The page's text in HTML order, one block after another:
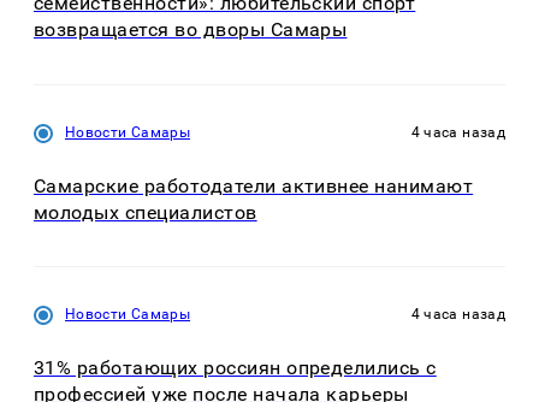
возвращается во дворы Самары
Новости Самары 4 часа назад
Самарские работодатели активнее нанимают
молодых специалистов
Новости Самары 4 часа назад
31% работающих россиян определились с
профессией уже после начала карьеры